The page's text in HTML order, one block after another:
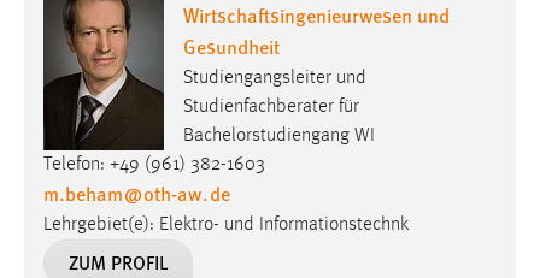
Wirtschaftsingenieurwesen und
Gesundheit
Studiengangsleiter und
Studienfachberater für
Bachelorstudiengang WI
Telefon: +49 (961) 382-1603
m.beham@oth-aw.de
Lehrgebiet(e): Elektro- und Informationstechnk
ZUM PROFIL